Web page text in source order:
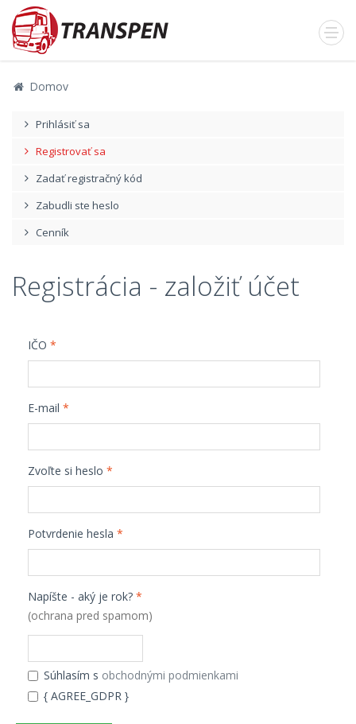
Domov
Prihlásiť sa
Registrovať sa
Zadať registračný kód
Zabudli ste heslo
Cenník
Registrácia - založiť účet
IČO *
E-mail *
Zvoľte si heslo *
Potvrdenie hesla *
Napíšte - aký je rok? *
(ochrana pred spamom)
Súhlasím s obchodnými podmienkami
{ AGREE_GDPR }